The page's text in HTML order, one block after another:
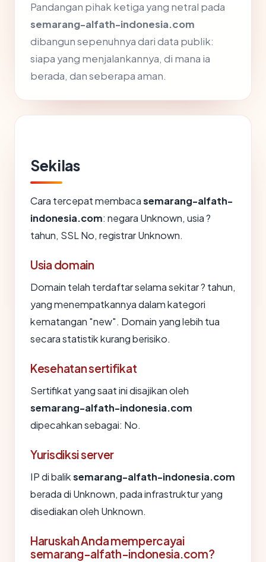
Pandangan pihak ketiga yang netral pada
semarang-alfath-indonesia.com
dibangun sepenuhnya dari data publik:
siapa yang menjalankannya, di mana ia
berada, dan seberapa aman.
Sekilas
Cara tercepat membacasemarang-alfath-
indonesia.com: negara Unknown, usia ?
tahun, SSL No, registrar Unknown.
Usia domain
Domain telah terdaftar selama sekitar ? tahun,
yang menempatkannya dalam kategori
kematangan "new". Domain yang lebih tua
secara statistik kurang berisiko.
Kesehatan sertifikat
Sertifikat yang saat ini disajikan oleh
semarang-alfath-indonesia.com
dipecahkan sebagai: No.
Yurisdiksi server
IP di baliksemarang-alfath-indonesia.com
berada di Unknown, pada infrastruktur yang
disediakan oleh Unknown.
Haruskah Anda mempercayai
semarang-alfath-indonesia.com?